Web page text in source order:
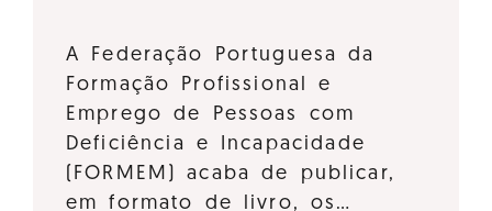
A Federação Portuguesa da
Formação Profissional e
Emprego de Pessoas com
Deficiência e Incapacidade
(FORMEM) acaba de publicar,
em formato de livro, os…